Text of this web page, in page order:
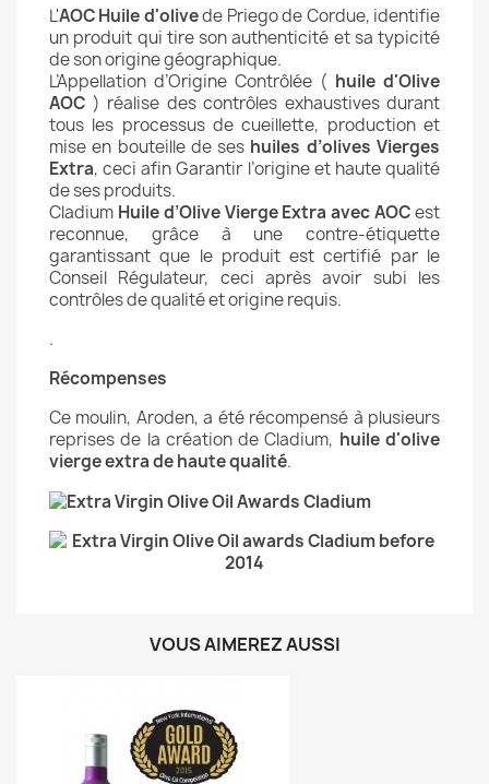
L'AOC Huile d'olivede Priego de Cordue, identifie
un produit qui tire son authenticité et sa typicité
de son origine géographique.
L’Appellation d’Origine Contrôlée ( huile d'Olive
AOC ) réalise des contrôles exhaustives durant
tous les processus de cueillette, production et
mise en bouteille de ses huiles d’olives Vierges
Extra, ceci afin Garantir l’origine et haute qualité
de ses produits.
Cladium Huile d’Olive Vierge Extra avec AOCest
reconnue, grâce à une contre-étiquette
garantissant que le produit est certifié par le
Conseil Régulateur, ceci après avoir subi les
contrôles de qualité et origine requis.
.
Récompenses
Ce moulin, Aroden, a été récompensé à plusieurs
reprises de la création de Cladium, huile d'olive
vierge extra de haute qualité.
VOUS AIMEREZ AUSSI